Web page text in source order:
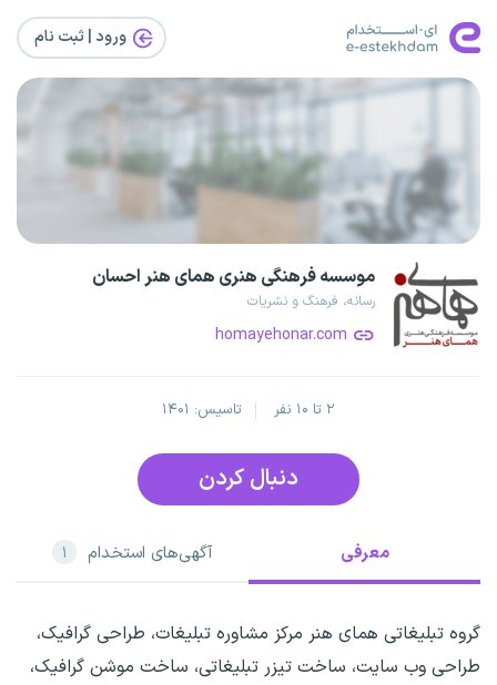
ورود | ثبت‌ نام
موسسه فرهنگی هنری همای هنر احسان
رسانه، فرهنگ و نشریات
homayehonar.com
۲ تا ۱۰ نفر تاسیس: ۱۴۰۱
دنبال کردن
معرفی آگهی‌های استخدام ۱
گروه تبلیغاتی همای هنر مرکز مشاوره تبلیغات، طراحی گرافیک،
طراحی وب سایت، ساخت تیزر تبلیغاتی، ساخت موشن گرافیک،